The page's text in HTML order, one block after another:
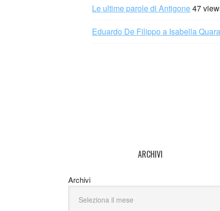
Le ultime parole di Antigone47
Eduardo De Filippo a Isabella
ARCHIVI
Archivi